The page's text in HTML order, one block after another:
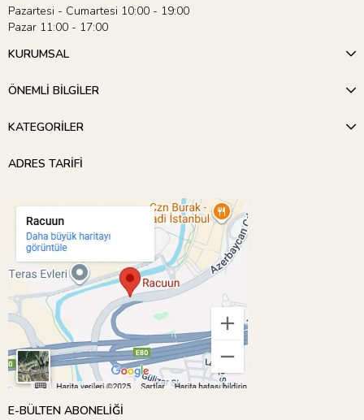
Pazartesi - Cumartesi 10:00 - 19:00
Pazar 11:00 - 17:00
KURUMSAL
ÖNEMLİ BİLGİLER
KATEGORİLER
ADRES TARİFİ
E-BÜLTEN ABONELİĞİ